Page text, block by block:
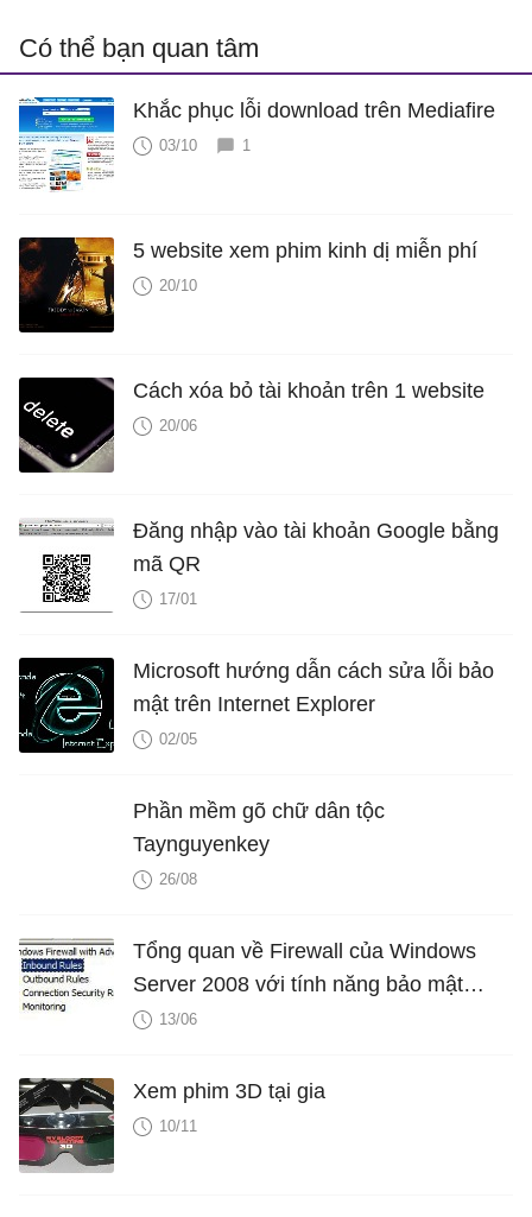
Có thể bạn quan tâm
Khắc phục lỗi download trên Mediafire
03/10 1
5 website xem phim kinh dị miễn phí
20/10
Cách xóa bỏ tài khoản trên 1 website
20/06
Đăng nhập vào tài khoản Google bằng
mã QR
17/01
Microsoft hướng dẫn cách sửa lỗi bảo
mật trên Internet Explorer
02/05
Phần mềm gõ chữ dân tộc
Taynguyenkey
26/08
Tổng quan về Firewall của Windows
Server 2008 với tính năng bảo mật
nâng cao - Phần 2
13/06
Xem phim 3D tại gia
10/11